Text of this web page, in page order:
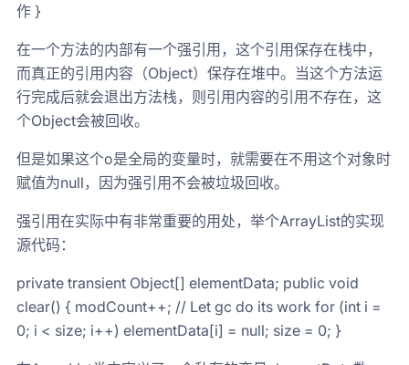
作 }
在一个方法的内部有一个强引用，这个引用保存在栈中，
而真正的引用内容（Object）保存在堆中。当这个方法运
行完成后就会退出方法栈，则引用内容的引用不存在，这
个Object会被回收。
但是如果这个o是全局的变量时，就需要在不用这个对象时
赋值为null，因为强引用不会被垃圾回收。
强引用在实际中有非常重要的用处，举个ArrayList的实现
源代码：
private transient Object[] elementData; public void
clear() { modCount++; // Let gc do its work for (int i =
0; i < size; i++) elementData[i] = null; size = 0; }